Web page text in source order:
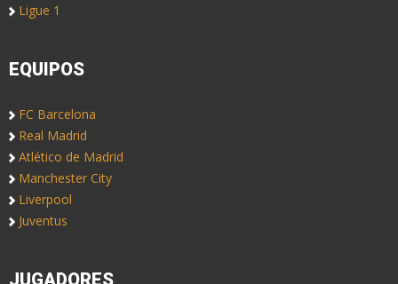
Ligue 1
EQUIPOS
FC Barcelona
Real Madrid
Atlético de Madrid
Manchester City
Liverpool
Juventus
JUGADORES